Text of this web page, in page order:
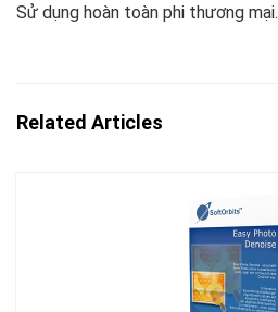
Sử dụng hoàn toàn phi thương mại.
Related Articles